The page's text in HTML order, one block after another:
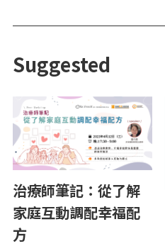
Suggested
治療師筆記：從了解
家庭互動調配幸福配
方